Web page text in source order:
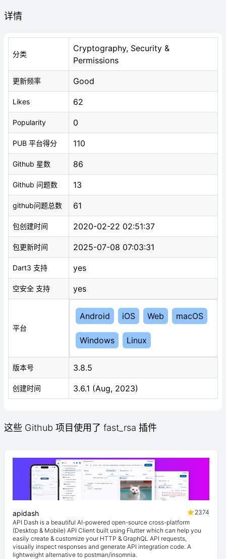
详情
分类
Cryptography, Security &
Permissions
更新频率 Good
Likes 62
Popularity 0
PUB 平台得分 110
Github 星数 86
Github 问题数 13
github问题总数 61
包创建时间 2020-02-22 02:51:37
包更新时间 2025-07-08 07:03:31
Dart3 支持 yes
空安全 支持 yes
平台
Android iOS Web macOS
Windows Linux
版本号 3.8.5
创建时间 3.6.1 (Aug, 2023)
这些 Github 项目使用了 fast_rsa 插件
apidash
2374
API Dash is a beautiful AI-powered open-source cross-platform
(Desktop & Mobile) API Client built using Flutter which can help you
easily create & customize your HTTP & GraphQL API requests,
visually inspect responses and generate API integration code. A
lightweight alternative to postman/insomnia.